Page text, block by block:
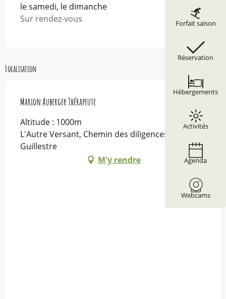
Forfait saison
Réservation
Hébergements
Activités
Agenda
Webcams
le samedi, le dimanche
Sur rendez-vous
Localisation
Marion Auberger Thérapeute
Altitude : 1000m
L'Autre Versant, Chemin des diligences, 05600
Guillestre
M'y rendre